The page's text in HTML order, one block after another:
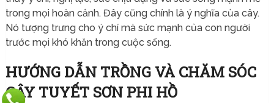
trong mọi hoàn cảnh. Đây cũng chính là ý nghĩa của cây.
Nó tượng trưng cho ý chí mà sức mạnh của con người
trước mọi khó khăn trong cuộc sống.
HƯỚNG DẪN TRỒNG VÀ CHĂM SÓC
CÂY TUYẾT SƠN PHI HỒ